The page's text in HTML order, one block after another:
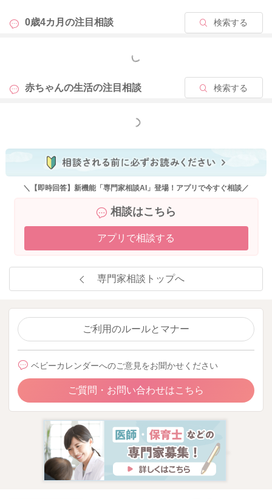
0歳4カ月の注目相談 検索する
もっと見る
赤ちゃんの生活の注目相談 検索する
もっと見る
＼【即時回答】新機能「専門家相談AI」登場！アプリで今すぐ相談／
相談はこちら
アプリで相談する
専門家相談トップへ
ご利用のルールとマナー
ベビーカレンダーへのご意見をお聞かせください
ご質問・お問い合わせはこちら